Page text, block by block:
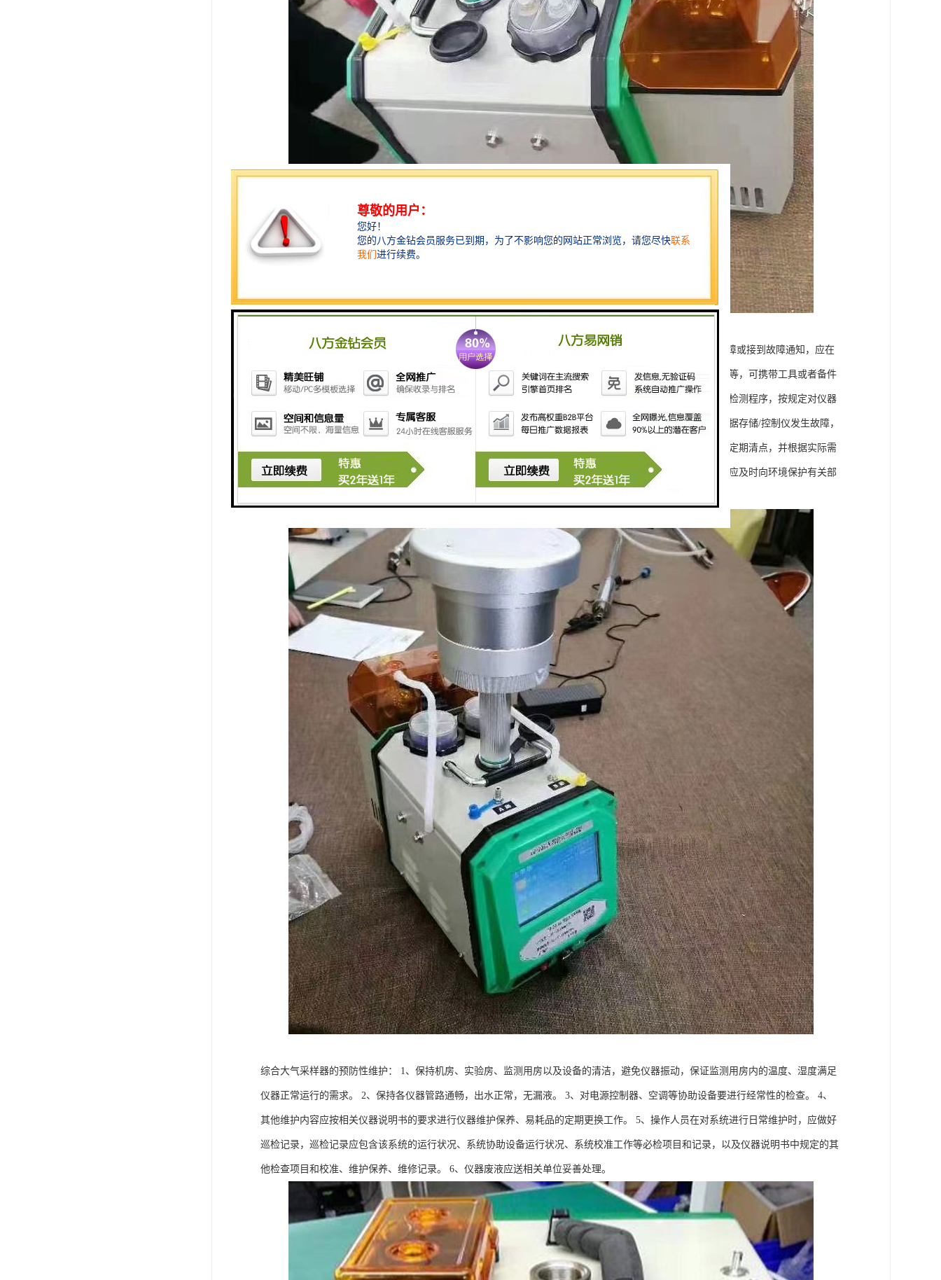
综合大气采样器的检修： 1、在线监测设备需要停用、拆除或者更换的，应当事先报批。 2、运营单位发现故障或接到故障通知，应在
快速赶到现场进行处理。 3、对于一些容易诊断的故障，如电磁阀控制失灵、膜裂损、气路堵塞、数据仪死机等，可携带工具或者备件
到现场进行针对性的维修。 4、仪器经过维修后，在正常使用和运行之前应确保维修内容全部完成，性能通过检测程序，按规定对仪器
进行校准检查。若监测仪器进行了更换，在正常使用和运行之前应对仪器进行一次校验和比对实验。 5、若数据存储/控制仪发生故障，
应快速修复或更换，并保证已采集的数据不丢失。 6、应备有足够的备品备件及备用仪器，对其使用情况进行定期清点，并根据实际需
要，不断调整和补充各种备品备件及备用仪器的存储数量。 7、在线监测设备因故障不能采集、传输数据时，应及时向环境保护有关部
综合大气采样器的预防性维护： 1、保持机房、实验房、监测用房以及设备的清洁，避免仪器振动，保证监测用房内的温度、湿度满足
仪器正常运行的需求。 2、保持各仪器管路通畅，出水正常，无漏液。 3、对电源控制器、空调等协助设备要进行经常性的检查。 4、
其他维护内容应按相关仪器说明书的要求进行仪器维护保养、易耗品的定期更换工作。 5、操作人员在对系统进行日常维护时，应做好
巡检记录，巡检记录应包含该系统的运行状况、系统协助设备运行状况、系统校准工作等必检项目和记录，以及仪器说明书中规定的其
他检查项目和校准、维护保养、维修记录。 6、仪器废液应送相关单位妥善处理。